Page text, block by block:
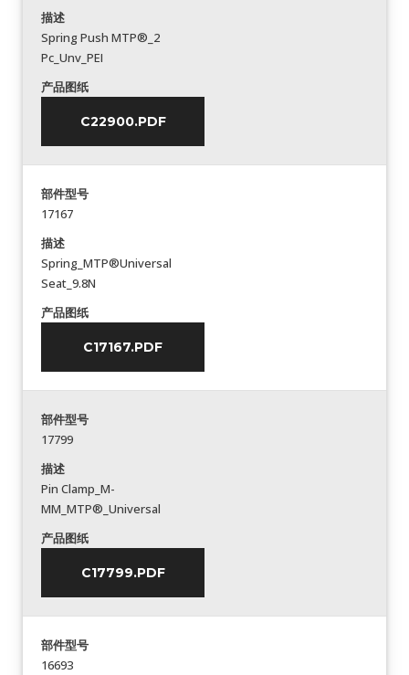
描述
Spring Push MTP®_2
Pc_Unv_PEI
产品图纸
C22900.PDF
部件型号
17167
描述
Spring_MTP®Universal
Seat_9.8N
产品图纸
C17167.PDF
部件型号
17799
描述
Pin Clamp_M-
MM_MTP®_Universal
产品图纸
C17799.PDF
部件型号
16693